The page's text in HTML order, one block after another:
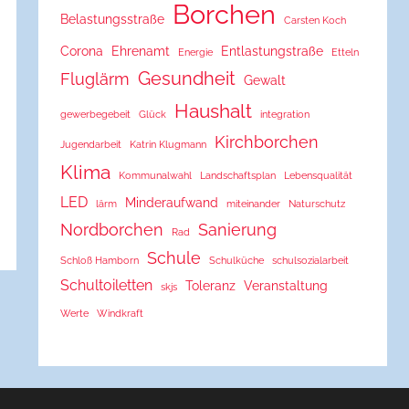
Belastungsstraße Borchen Carsten Koch
Corona Ehrenamt Energie Entlastungstraße Etteln
Fluglärm Gesundheit Gewalt
gewerbegebeit Glück Haushalt integration
Jugendarbeit Katrin Klugmann Kirchborchen
Klima Kommunalwahl Landschaftsplan Lebensqualität
LED lärm Minderaufwand miteinander Naturschutz
Nordborchen Rad Sanierung
Schloß Hamborn Schule Schulküche schulsozialarbeit
Schultoiletten skjs Toleranz Veranstaltung
Werte Windkraft